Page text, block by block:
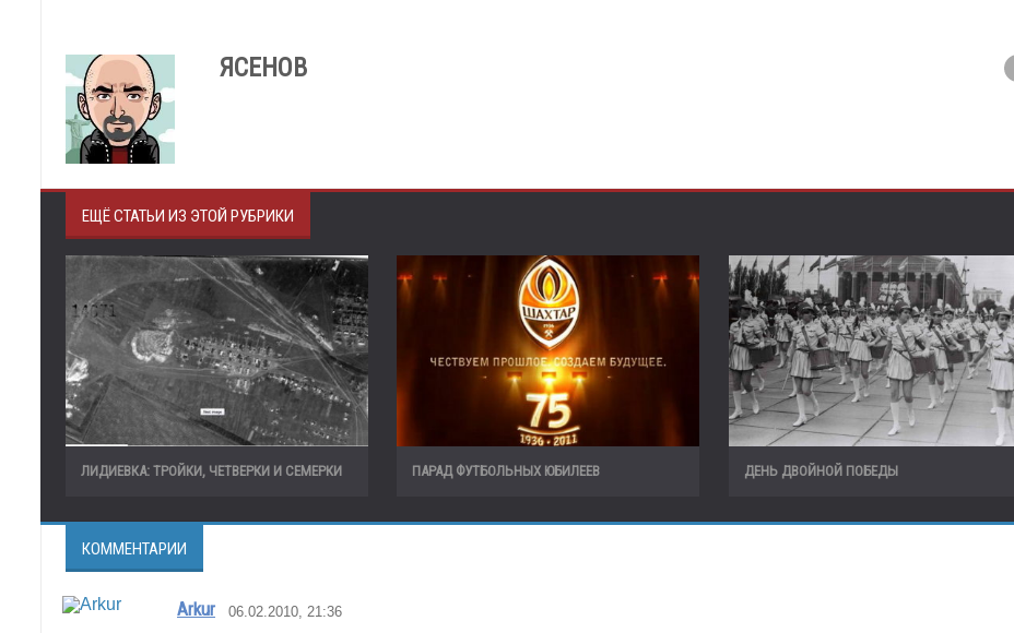
ЯСЕНОВ
ЕЩЁ СТАТЬИ ИЗ ЭТОЙ РУБРИКИ
ЛИДИЕВКА: ТРОЙКИ, ЧЕТВЕРКИ И СЕМЕРКИ ПАРАД ФУТБОЛЬНЫХ ЮБИЛЕЕВ ДЕНЬ ДВОЙНОЙ ПОБЕДЫ
КОММЕНТАРИИ
Arkur 06.02.2010, 21:36